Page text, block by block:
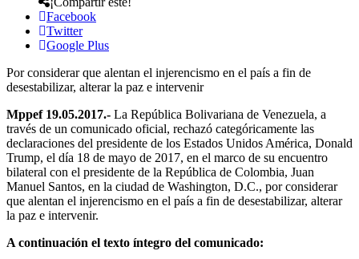
Facebook
Twitter
Google Plus
Por considerar que alentan el injerencismo en el país a fin de
desestabilizar, alterar la paz e intervenir
Mppef 19.05.2017.- La República Bolivariana de Venezuela, a
través de un comunicado oficial, rechazó categóricamente las
declaraciones del presidente de los Estados Unidos América, Donald
Trump, el día 18 de mayo de 2017, en el marco de su encuentro
bilateral con el presidente de la República de Colombia, Juan
Manuel Santos, en la ciudad de Washington, D.C., por considerar
que alentan el injerencismo en el país a fin de desestabilizar, alterar
la paz e intervenir.
A continuación el texto íntegro del comunicado: